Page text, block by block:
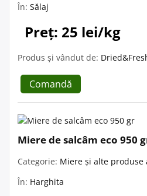
În: Sălaj
Preț: 25 lei/kg
Produs și vândut de:
Comandă
Miere de salcâm eco 950
Categorie: Miere și alte produse
În: Harghita